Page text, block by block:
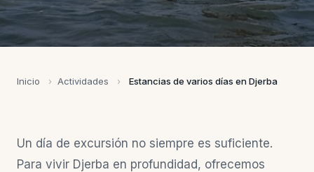
Inicio › Actividades › Estancias de varios días en Djerba
Un día de excursión no siempre es suficiente.
Para vivir Djerba en profundidad, ofrecemos